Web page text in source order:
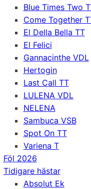
Blue Times Two
Come Together
El Della Bella TT
El Felici
Gannacinthe VDL
Hertogin
Last Call TT
LULENA VDL
NELENA
Sambuca VSB
Spot On TT
Variena T
Föl 2026
Tidigare hästar
Absolut Ek